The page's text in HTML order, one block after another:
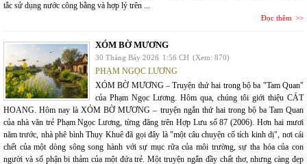
tắc sử dụng nước công bằng và hợp lý trên ...
Đọc thêm
XÓM BỜ MƯƠNG
30 Tháng Bảy 2026 1:56 CH (Xem: 870)
PHẠM NGỌC LƯƠNG
XÓM BỜ MƯƠNG – Truyện thứ hai trong bộ ba "Tam Quan"
của Phạm Ngọc Lương. Hôm qua, chúng tôi giới thiệu CÁT
HOANG. Hôm nay là XÓM BỜ MƯƠNG – truyện ngắn thứ hai trong bộ ba Tam Quan
của nhà văn trẻ Phạm Ngọc Lương, từng đăng trên Hợp Lưu số 87 (2006). Hơn hai mươi
năm trước, nhà phê bình Thụy Khuê đã gọi đây là "một câu chuyện cổ tích kinh dị", nơi cái
chết của một dòng sông song hành với sự mục rữa của môi trường, sự tha hóa của con
người và số phận bi thảm của một đứa trẻ. Một truyện ngắn đầy chất thơ, nhưng càng đẹp